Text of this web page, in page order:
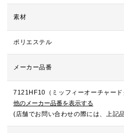
素材
ポリエステル
メーカー品番
7121HF10（ミッフィーオーチャード
他のメーカー品番を表示する
(店舗でお問い合わせの際には、上記